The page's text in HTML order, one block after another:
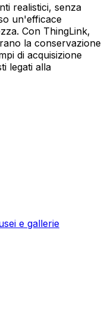
realistici, senza
un'efficace
Con ThingLink,
la conservazione
di acquisizione
legati alla
e gallerie